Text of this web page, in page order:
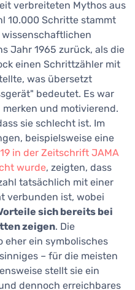
verbreiteten Mythos aus
10.000 Schritte stammt
Jahr 1965 zurück, als die
einen Schrittzähler mit
was übersetzt
bedeutet. Es war
und motivierend.
sie schlecht ist. Im
beispielsweise eine
in der Zeitschrift JAMA
wurde, zeigten, dass
tatsächlich mit einer
verbunden ist, wobei
sich bereits bei
zeigen. Die
eher ein symbolisches
– für die meisten
stellt sie ein
dennoch erreichbares